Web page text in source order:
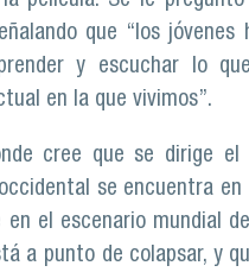
que “los
y escuchar lo
en la que vivimos”.
cree que se dirige el
se encuentra
el escenario mundial
a punto de colapsar, y